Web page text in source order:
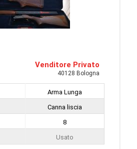
Venditore Privato
40128 Bologna
Arma Lunga
Canna liscia
8
Usato